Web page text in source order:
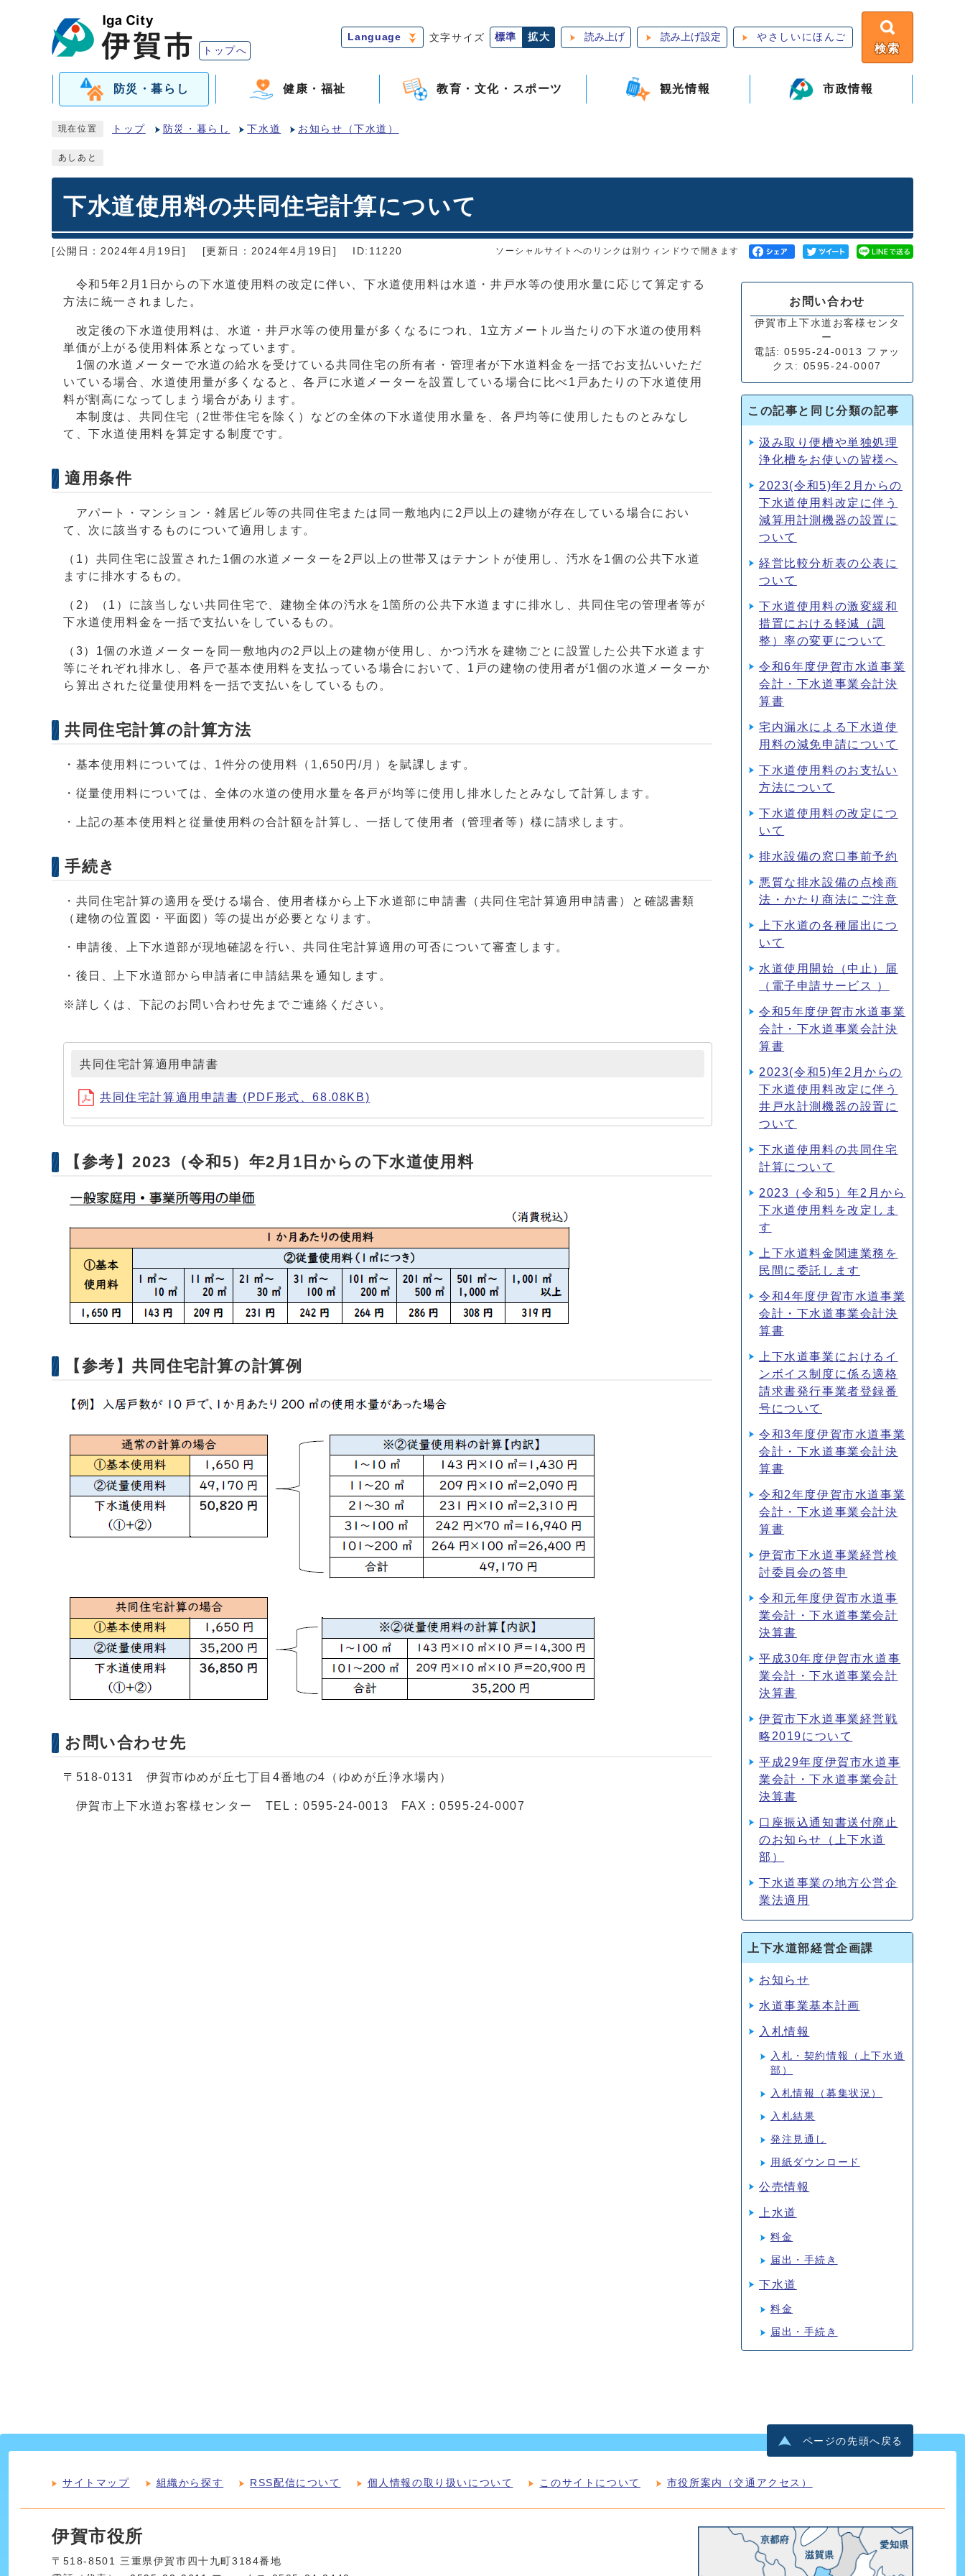
トップへ
Language 文字サイズ 標準 拡大 読み上げ 読み上げ設定 やさしいにほんご
検索
防災・暮らし 健康・福祉 教育・文化・スポーツ 観光情報 市政情報
現在位置 トップ 防災・暮らし 下水道 お知らせ（下水道）
あしあと
下水道使用料の共同住宅計算について
[公開日：2024年4月19日] [更新日：2024年4月19日] ID:11220 ソーシャルサイトへのリンクは別ウィンドウで開きます
令和5年2月1日からの下水道使用料の改定に伴い、下水道使用料は水道・井戸水等の使用水量に応じて算定する
方法に統一されました。
改定後の下水道使用料は、水道・井戸水等の使用量が多くなるにつれ、1立方メートル当たりの下水道の使用料
単価が上がる使用料体系となっています。
1個の水道メーターで水道の給水を受けている共同住宅の所有者・管理者が下水道料金を一括でお支払いいただ
いている場合、水道使用量が多くなると、各戸に水道メーターを設置している場合に比べ1戸あたりの下水道使用
料が割高になってしまう場合があります。
本制度は、共同住宅（2世帯住宅を除く）などの全体の下水道使用水量を、各戸均等に使用したものとみなし
て、下水道使用料を算定する制度です。
適用条件
アパート・マンション・雑居ビル等の共同住宅または同一敷地内に2戸以上の建物が存在している場合におい
て、次に該当するものについて適用します。
（1）共同住宅に設置された1個の水道メーターを2戸以上の世帯又はテナントが使用し、汚水を1個の公共下水道
ますに排水するもの。
（2）（1）に該当しない共同住宅で、建物全体の汚水を1箇所の公共下水道ますに排水し、共同住宅の管理者等が
下水道使用料金を一括で支払いをしているもの。
（3）1個の水道メーターを同一敷地内の2戸以上の建物が使用し、かつ汚水を建物ごとに設置した公共下水道ます
等にそれぞれ排水し、各戸で基本使用料を支払っている場合において、1戸の建物の使用者が1個の水道メーターか
ら算出された従量使用料を一括で支払いをしているもの。
共同住宅計算の計算方法
・基本使用料については、1件分の使用料（1,650円/月）を賦課します。
・従量使用料については、全体の水道の使用水量を各戸が均等に使用し排水したとみなして計算します。
・上記の基本使用料と従量使用料の合計額を計算し、一括して使用者（管理者等）様に請求します。
手続き
・共同住宅計算の適用を受ける場合、使用者様から上下水道部に申請書（共同住宅計算適用申請書）と確認書類
（建物の位置図・平面図）等の提出が必要となります。
・申請後、上下水道部が現地確認を行い、共同住宅計算適用の可否について審査します。
・後日、上下水道部から申請者に申請結果を通知します。
※詳しくは、下記のお問い合わせ先までご連絡ください。
共同住宅計算適用申請書
共同住宅計算適用申請書 (PDF形式、68.08KB)
【参考】2023（令和5）年2月1日からの下水道使用料
【参考】共同住宅計算の計算例
お問い合わせ先
〒518-0131 伊賀市ゆめが丘七丁目4番地の4（ゆめが丘浄水場内）
伊賀市上下水道お客様センター TEL：0595-24-0013 FAX：0595-24-0007
お問い合わせ
伊賀市上下水道お客様センタ
ー
電話: 0595-24-0013 ファッ
クス: 0595-24-0007
この記事と同じ分類の記事
汲み取り便槽や単独処理
浄化槽をお使いの皆様へ
2023(令和5)年2月からの
下水道使用料改定に伴う
減算用計測機器の設置に
ついて
経営比較分析表の公表に
ついて
下水道使用料の激変緩和
措置における軽減（調
整）率の変更について
令和6年度伊賀市水道事業
会計・下水道事業会計決
算書
宅内漏水による下水道使
用料の減免申請について
下水道使用料のお支払い
方法について
下水道使用料の改定につ
いて
排水設備の窓口事前予約
悪質な排水設備の点検商
法・かたり商法にご注意
上下水道の各種届出につ
いて
水道使用開始（中止）届
（電子申請サービス ）
令和5年度伊賀市水道事業
会計・下水道事業会計決
算書
2023(令和5)年2月からの
下水道使用料改定に伴う
井戸水計測機器の設置に
ついて
下水道使用料の共同住宅
計算について
2023（令和5）年2月から
下水道使用料を改定しま
す
上下水道料金関連業務を
民間に委託します
令和4年度伊賀市水道事業
会計・下水道事業会計決
算書
上下水道事業におけるイ
ンボイス制度に係る適格
請求書発行事業者登録番
号について
令和3年度伊賀市水道事業
会計・下水道事業会計決
算書
令和2年度伊賀市水道事業
会計・下水道事業会計決
算書
伊賀市下水道事業経営検
討委員会の答申
令和元年度伊賀市水道事
業会計・下水道事業会計
決算書
平成30年度伊賀市水道事
業会計・下水道事業会計
決算書
伊賀市下水道事業経営戦
略2019について
平成29年度伊賀市水道事
業会計・下水道事業会計
決算書
口座振込通知書送付廃止
のお知らせ（上下水道
部）
下水道事業の地方公営企
業法適用
上下水道部経営企画課
お知らせ
水道事業基本計画
入札情報
入札・契約情報（上下水道
部）
入札情報（募集状況）
入札結果
発注見通し
用紙ダウンロード
公売情報
上水道
料金
届出・手続き
下水道
料金
届出・手続き
ページの先頭へ戻る
サイトマップ 組織から探す RSS配信について 個人情報の取り扱いについて このサイトについて 市役所案内（交通アクセス）
伊賀市役所
〒518-8501 三重県伊賀市四十九町3184番地